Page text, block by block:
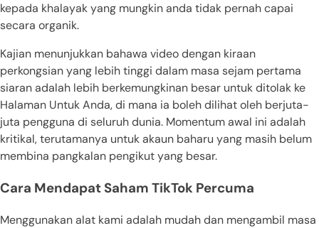
kepada khalayak yang mungkin anda tidak pernah capai
secara organik.
Kajian menunjukkan bahawa video dengan kiraan
perkongsian yang lebih tinggi dalam masa sejam pertama
siaran adalah lebih berkemungkinan besar untuk ditolak ke
Halaman Untuk Anda, di mana ia boleh dilihat oleh berjuta-
juta pengguna di seluruh dunia. Momentum awal ini adalah
kritikal, terutamanya untuk akaun baharu yang masih belum
membina pangkalan pengikut yang besar.
Cara Mendapat Saham TikTok Percuma
Menggunakan alat kami adalah mudah dan mengambil masa